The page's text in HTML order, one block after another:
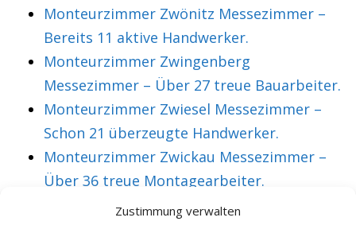
Zustimmung verwalten
Monteurzimmer Zwönitz Messezimmer –
Bereits 11 aktive Handwerker.
Monteurzimmer Zwingenberg
Messezimmer – Über 27 treue Bauarbeiter.
Monteurzimmer Zwiesel Messezimmer –
Schon 21 überzeugte Handwerker.
Monteurzimmer Zwickau Messezimmer –
Über 36 treue Montagearbeiter.